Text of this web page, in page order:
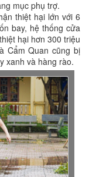
mục phụ trợ.
thiệt hại lớn với 6
bay, hệ thống cửa
hại hơn 300 triệu
Cẩm Quan cũng bị
xanh và hàng rào.